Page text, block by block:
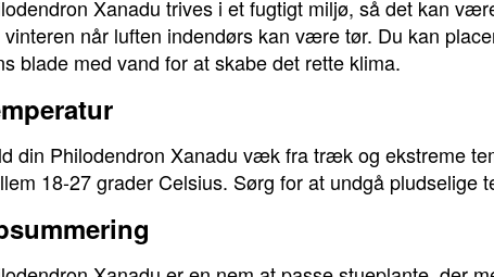
Xanadu trives i et fugtigt miljø, så det kan
vinteren når luften indendørs kan være tør. Du kan
blade med vand for at skabe det rette klima.
din Philodendron Xanadu væk fra træk og ekstreme
18-27 grader Celsius. Sørg for at undgå